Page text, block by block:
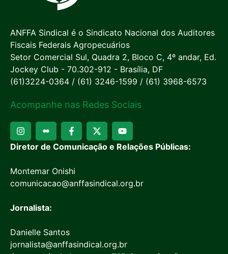
ANFFA Sindical é o Sindicato Nacional dos Auditores
Fiscais Federais Agropecuários
Setor Comercial Sul, Quadra 2, Bloco C, 4º andar, Ed.
Jockey Club - 70.302-912 - Brasília, DF
(61)3224-0364 / (61) 3246-1599 / (61) 3968-6573
Acompanhe nas Redes Sociais
Diretor de Comunicação e Relações Públicas:
Montemar Onishi
comunicacao@anffasindical.org.br
Jornalista:
Danielle Santos
jornalista@anffasindical.org.br